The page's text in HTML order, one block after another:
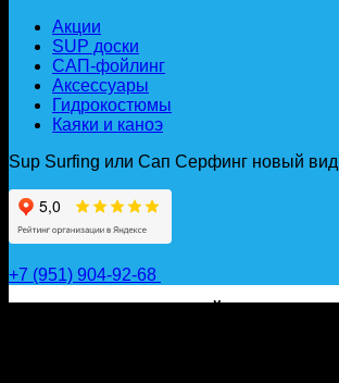
Акции
SUP доски
САП-фойлинг
Аксессуары
Гидрокостюмы
Каяки и каноэ
Sup Surfing или Сап Серфинг новый вид
+7 (951) 904-92-68